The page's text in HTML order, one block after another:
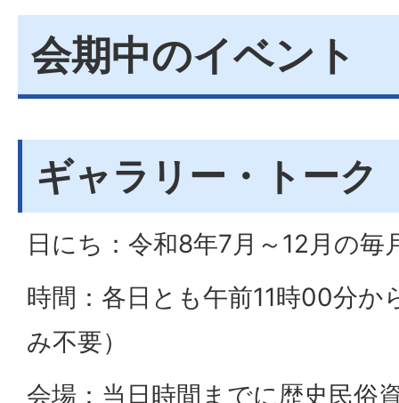
会期中のイベント
ギャラリー・トーク
日にち：令和8年7月～12月の毎
時間：各日とも午前11時00分か
み不要）
会場：当日時間までに歴史民俗